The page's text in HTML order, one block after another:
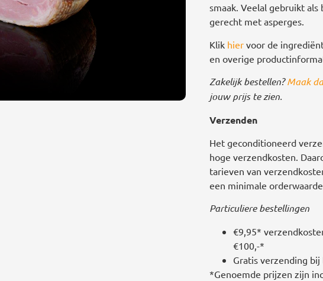
smaak. Veelal gebruikt
gerecht met asperges.
Klik hiervoor de
en overige
Zakelijk bestellen?Maak
jouw prijs te zien.
Verzenden
Het geconditioneerd
hoge verzendkosten.
tarieven van
een minimale
Particuliere bestellingen
€9,95*
€100,-*
Gratis verzending
*Genoemde prijzen zijn